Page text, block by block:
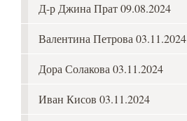
Д-р Джина Прат 09.08.2024
Валентина Петрова 03.11.2024
Дора Солакова 03.11.2024
Иван Кисов 03.11.2024